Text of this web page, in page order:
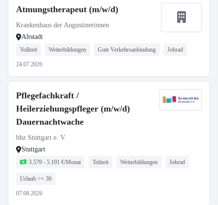
Atmungstherapeut (m/w/d)
Krankenhaus der Augustinerinnen
Altstadt
Vollzeit Weiterbildungen Gute Verkehrsanbindung Jobrad
24.07.2026
Pflegefachkraft /
Heilerziehungspfleger (m/w/d)
Dauernachtwache
bhz Stuttgart e. V.
Stuttgart
3.579 - 5.191 €/Monat Teilzeit Weiterbildungen Jobrad
Urlaub >= 30
07.08.2026